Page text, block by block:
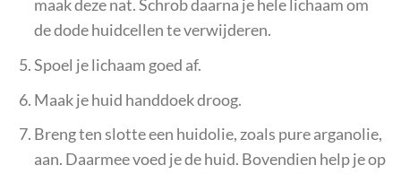
maak deze nat. Schrob daarna je hele lichaam om
de dode huidcellen te verwijderen.
Spoel je lichaam goed af.
Maak je huid handdoek droog.
Breng ten slotte een huidolie, zoals pure arganolie,
aan. Daarmee voed je de huid. Bovendien help je op